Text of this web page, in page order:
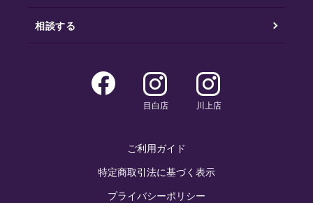
相談する
目白店 川上店
ご利用ガイド
特定商取引法に基づく表示
プライバシーポリシー